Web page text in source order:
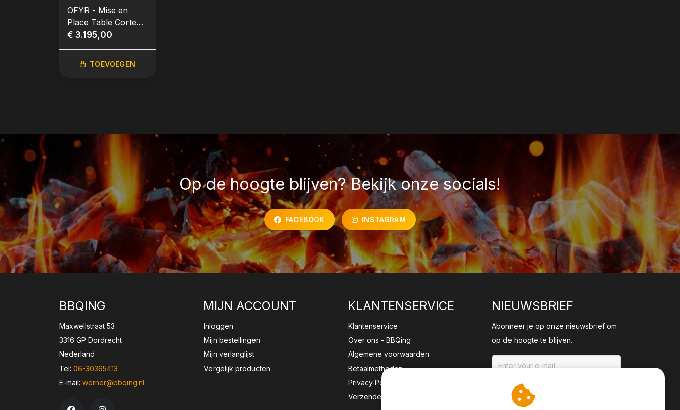
OFYR - Mise en
Place Table Corten
135 PRO Donker
€ 3.195,00
TOEVOEGEN
Op de hoogte blijven? Bekijk onze socials!
FACEBOOK INSTAGRAM
BBQING
Maxwellstraat 53
3316 GP Dordrecht
Nederland
Tel: 06-30365413
E-mail: werner@bbqing.nl
MIJN ACCOUNT
Inloggen
Mijn bestellingen
Mijn verlanglijst
Vergelijk producten
KLANTENSERVICE
Klantenservice
Over ons - BBQing
Algemene voorwaarden
Betaalmethoden
Privacy Policy
Verzenden & retourneren
NIEUWSBRIEF
Abonneer je op onze nieuwsbrief om
op de hoogte te blijven.
ABONNEER